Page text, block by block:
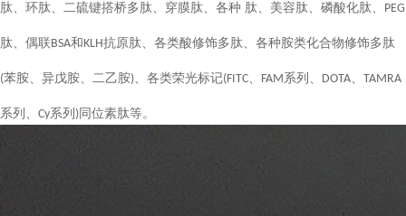
肽、环肽、二硫键搭桥多肽、穿膜肽、各种 肽、美容肽、磷酸化肽、 PEG
肽、偶联BSA和KLH抗原肽、各类酸修饰多肽、各种胺类化合物修饰多肽
(苯胺、异戊胺、二乙胺)、各类荣光标记(FITC、 FAM系列、 DOTA、 TAMRA
系列、 Cy系列 ) 同位素肽等。